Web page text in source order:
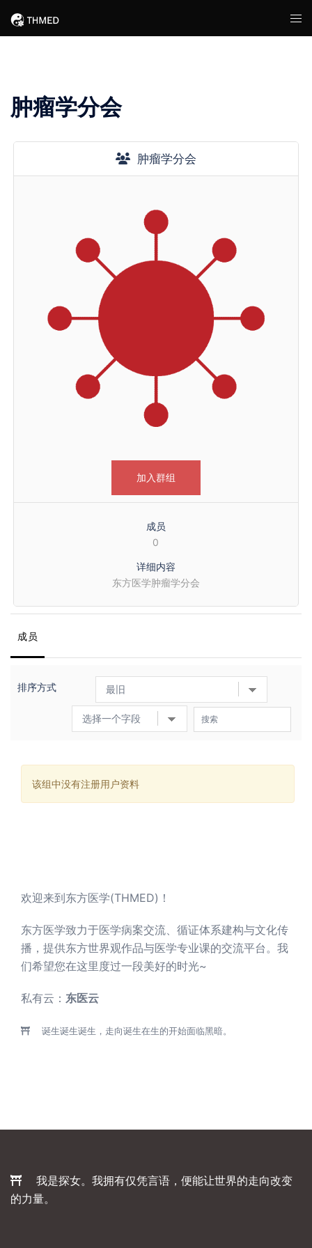
肿瘤学分会
肿瘤学分会
加入群组
成员
0
详细内容
东方医学肿瘤学分会
成员
排序方式
该组中没有注册用户资料
欢迎来到东方医学(THMED)！
东方医学致力于医学病案交流、循证体系建构与文化传
播，提供东方世界观作品与医学专业课的交流平台。我
们希望您在这里度过一段美好的时光~
私有云： 东医云
诞生诞生诞生，走向诞生在生的开始面临黑暗。
我是探女。我拥有仅凭言语，便能让世界的走向改变
的力量。